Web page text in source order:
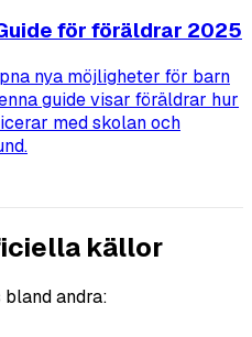
för föräldrar 2025
nya möjligheter för barn
guide visar föräldrar hur
med skolan och
källor
andra: